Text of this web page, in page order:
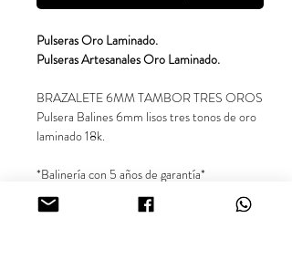
Pulseras Oro Laminado.
Pulseras Artesanales Oro Laminado.
BRAZALETE 6MM TAMBOR TRES OROS
Pulsera Balines 6mm lisos tres tonos de oro
laminado 18k.
*Balinería con 5 años de garantía*
** Precio exclusivo para el producto en